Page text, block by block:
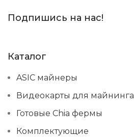
Подпишись на нас!
Каталог
ASIC майнеры
Видеокарты для майнинга
Готовые Chia фермы
Комплектующие